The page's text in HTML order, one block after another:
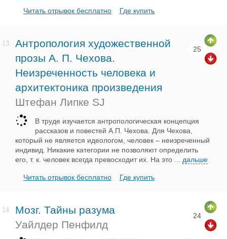
Читать отрывок бесплатно Где купить
13.
Антропология художественной
прозы А. П. Чехова.
Неизреченность человека и
архитектоника произведения
Штефан Липке SJ
25
В труде изучается антропологическая концепция
рассказов и повестей А.П. Чехова. Для Чехова,
который не является идеологом, человек – неизреченный
индивид. Никакие категории не позволяют определить
его, т. к. человек всегда превосходит их. На это
дальше
Читать отрывок бесплатно Где купить
14.
Мозг. Тайны разума
Уайлдер Пенфилд
24